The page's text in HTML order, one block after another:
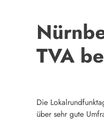
TVA
Die
über sehr gute